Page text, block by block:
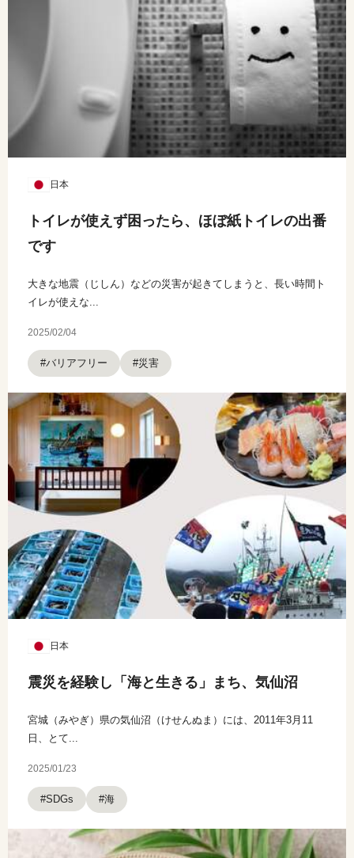
日本
トイレが使えず困ったら、ほぼ紙トイレの出番
です
大きな地震（じしん）などの災害が起きてしまうと、長い時間ト
イレが使えな...
2025/02/04
#バリアフリー #災害
日本
震災を経験し「海と生きる」まち、気仙沼
宮城（みやぎ）県の気仙沼（けせんぬま）には、2011年3月11
日、とて...
2025/01/23
#SDGs #海